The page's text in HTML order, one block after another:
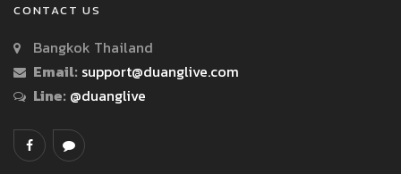
CONTACT US
Bangkok Thailand
Email: support@duanglive.com
Line: @duanglive